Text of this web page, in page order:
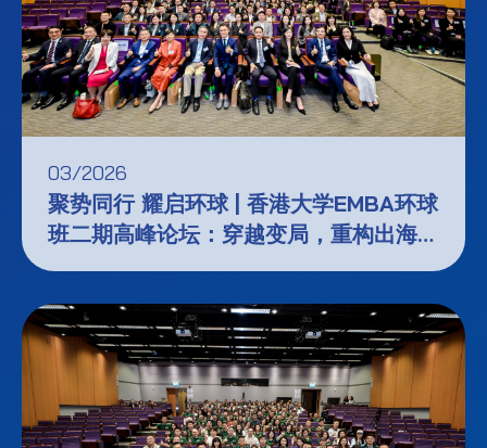
03/2026
聚势同行 耀启环球 | 香港大学EMBA环球
班二期高峰论坛：穿越变局，重构出海
——地缘政治、科技创新与文化差异下的